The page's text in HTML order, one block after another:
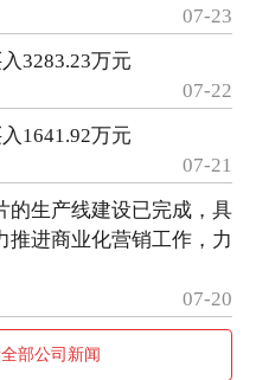
07-23
3283.23万元
07-22
1641.92万元
07-21
的生产线建设已完成，具
推进商业化营销工作，力
07-20
部公司新闻